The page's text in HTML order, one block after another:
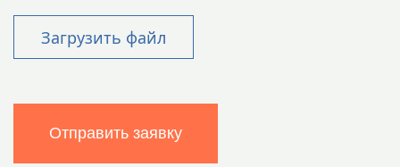
Загрузить файл
Отправить заявку